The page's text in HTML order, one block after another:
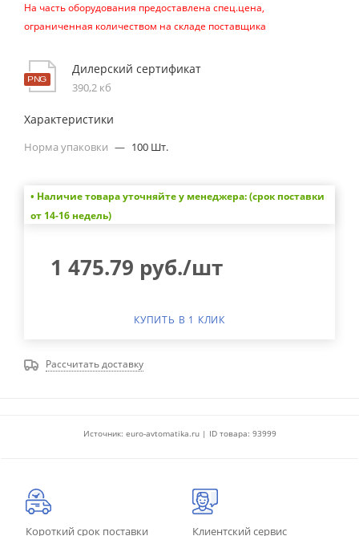
На часть оборудования предоставлена спец.цена,
ограниченная количеством на складе поставщика
Дилерский сертификат
390,2 кб
Характеристики
Норма упаковки — 100 Шт.
• Наличие товара уточняйте у менеджера: (срок поставки
от 14-16 недель)
1 475.79 руб./шт
КУПИТЬ В 1 КЛИК
Рассчитать доставку
Источник: euro-avtomatika.ru | ID товара: 93999
Короткий срок поставки Клиентский сервис